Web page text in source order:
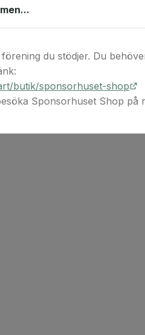
du stödjer. Du
butik/sponsorhuset-shop
Sponsorhuset Shop på